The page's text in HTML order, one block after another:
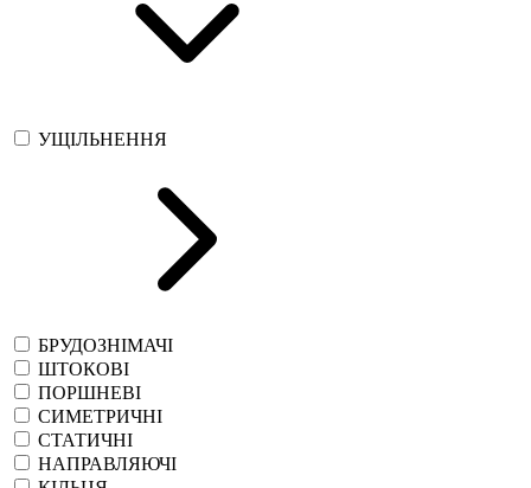
УЩІЛЬНЕННЯ
БРУДОЗНІМАЧІ
ШТОКОВІ
ПОРШНЕВІ
СИМЕТРИЧНІ
СТАТИЧНІ
НАПРАВЛЯЮЧІ